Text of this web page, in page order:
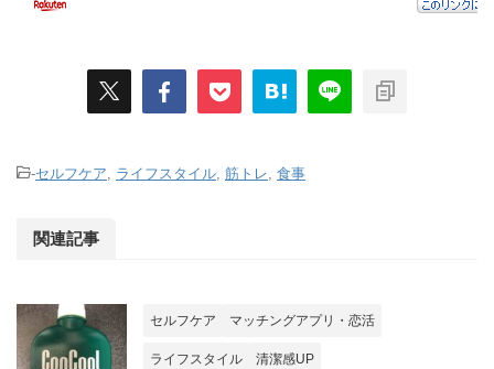
-セルフケア, ライフスタイル, 筋トレ, 食事
関連記事
セルフケア マッチングアプリ・恋活
ライフスタイル 清潔感UP